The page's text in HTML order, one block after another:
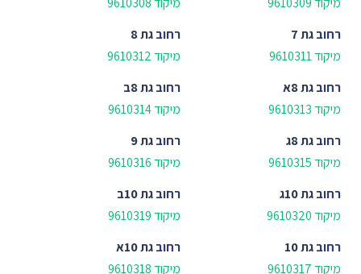
רחובגת 7
מיקוד 9610311
רחובגת 8
מיקוד 9610312
רחובגת 8א
מיקוד 9610313
רחובגת 8ב
מיקוד 9610314
רחובגת 8ג
מיקוד 9610315
רחובגת 9
מיקוד 9610316
רחובגת 10ג
מיקוד 9610320
רחובגת 10ב
מיקוד 9610319
רחובגת 10
מיקוד 9610317
רחובגת 10א
מיקוד 9610318